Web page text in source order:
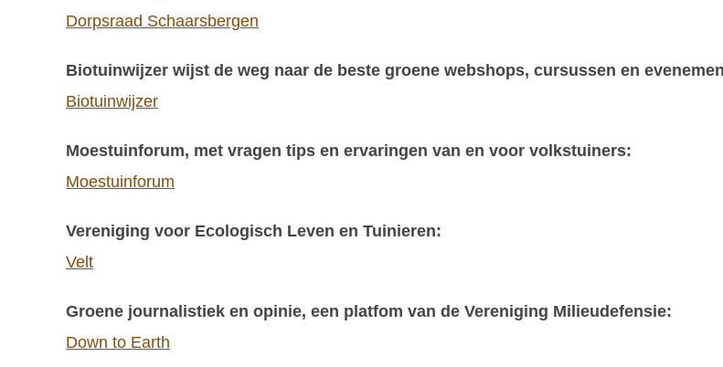
Dorpsraad Schaarsbergen
Biotuinwijzer wijst de weg naar de beste groene webshops, cursussen en
Biotuinwijzer
Moestuinforum, met vragen tips en ervaringen van en voor volkstuiners:
Moestuinforum
Vereniging voor Ecologisch Leven en Tuinieren:
Velt
Groene journalistiek en opinie, een platfom van de Vereniging Milieudefensie:
Down to Earth